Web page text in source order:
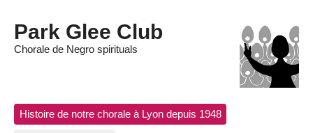
Park Glee Club
Chorale de Negro spirituals
Histoire de notre chorale à Lyon depuis 1948